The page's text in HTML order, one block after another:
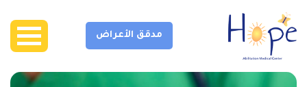
مدقق الأعراض